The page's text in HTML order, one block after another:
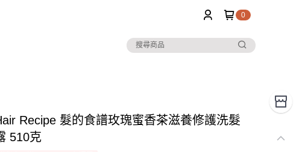
0
Recipe 髮的食譜玫瑰蜜香茶滋養修護洗髮
510克